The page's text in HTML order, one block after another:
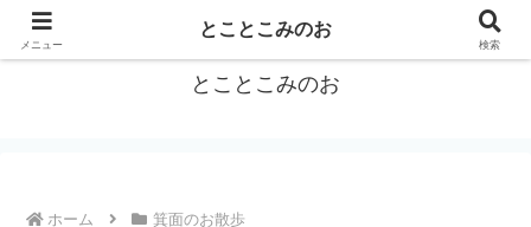
箕面をトコトコお散歩しながらご紹介
とことこみのお
ホーム 箕面のお散歩
メニュー
とことこみのお
検索